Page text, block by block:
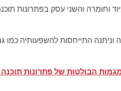
והשני עסק בפתרונות תוכנה
התייחסות להשפעותיה כמו
הבולטות של פתרונות תוכנה